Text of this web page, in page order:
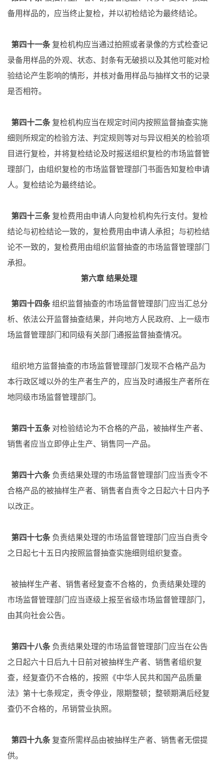
备用样品的，应当终止复检，并以初检结论为最终结论。
第四十一条 复检机构应当通过拍照或者录像的方式检查记
录备用样品的外观、状态、封条有无破损以及其他可能对检
验结论产生影响的情形，并核对备用样品与抽样文书的记录
是否相符。
第四十二条 复检机构应当在规定时间内按照监督抽查实施
细则所规定的检验方法、判定规则等对与异议相关的检验项
目进行复检，并将复检结论及时报送组织复检的市场监督管
理部门，由组织复检的市场监督管理部门书面告知复检申请
人。复检结论为最终结论。
第四十三条 复检费用由申请人向复检机构先行支付。复检
结论与初检结论一致的，复检费用由申请人承担；与初检结
论不一致的，复检费用由组织监督抽查的市场监督管理部门
承担。
第六章 结果处理
第四十四条 组织监督抽查的市场监督管理部门应当汇总分
析、依法公开监督抽查结果，并向地方人民政府、上一级市
场监督管理部门和同级有关部门通报监督抽查情况。
组织地方监督抽查的市场监督管理部门发现不合格产品为
本行政区域以外的生产者生产的，应当及时通报生产者所在
地同级市场监督管理部门。
第四十五条 对检验结论为不合格的产品，被抽样生产者、
销售者应当立即停止生产、销售同一产品。
第四十六条 负责结果处理的市场监督管理部门应当责令不
合格产品的被抽样生产者、销售者自责令之日起六十日内予
以改正。
第四十七条 负责结果处理的市场监督管理部门应当自责令
之日起七十五日内按照监督抽查实施细则组织复查。
被抽样生产者、销售者经复查不合格的，负责结果处理的
市场监督管理部门应当逐级上报至省级市场监督管理部门，
由其向社会公告。
第四十八条 负责结果处理的市场监督管理部门应当在公告
之日起六十日后九十日前对被抽样生产者、销售者组织复
查，经复查仍不合格的，按照《中华人民共和国产品质量
法》第十七条规定，责令停业，限期整顿；整顿期满后经复
查仍不合格的，吊销营业执照。
第四十九条 复查所需样品由被抽样生产者、销售者无偿提
供。